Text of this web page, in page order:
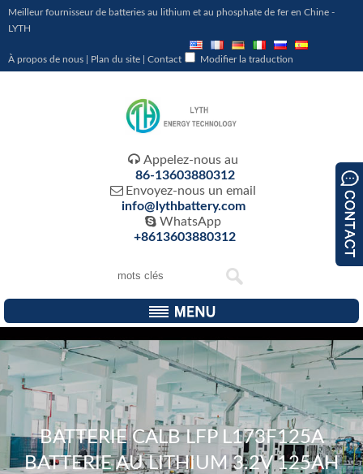
Meilleur fournisseur de batteries au lithium et au phosphate de fer en Chine -
LYTH
À propos de nous Plan du site Contact Modifier la traduction
 Appelez-nous au
86-13603880312
 Envoyez-nous un email
info@lythbattery.com
 WhatsApp
+8613603880312
BATTERIE CALB LFP L173F125A
BATTERIE AU LITHIUM 3.2V 125AH